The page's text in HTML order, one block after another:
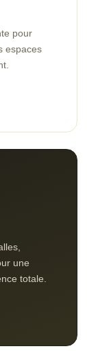
pour
espaces
une
totale.